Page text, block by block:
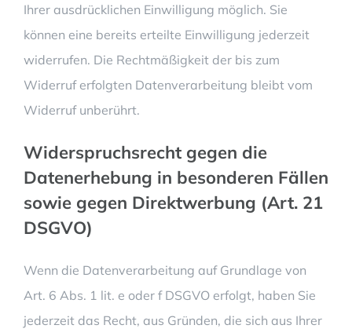
Ihrer ausdrücklichen Einwilligung möglich. Sie
können eine bereits erteilte Einwilligung jederzeit
widerrufen. Die Rechtmäßigkeit der bis zum
Widerruf erfolgten Datenverarbeitung bleibt vom
Widerruf unberührt.
Widerspruchsrecht gegen die
Datenerhebung in besonderen Fällen
sowie gegen Direktwerbung (Art. 21
DSGVO)
Wenn die Datenverarbeitung auf Grundlage von
Art. 6 Abs. 1 lit. e oder f DSGVO erfolgt, haben Sie
jederzeit das Recht, aus Gründen, die sich aus Ihrer